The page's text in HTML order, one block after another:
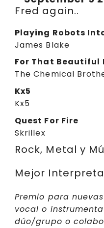
Fred again..
Playing Robots
James Blake
For That Beautiful
The Chemical
Kx5
Kx5
Quest For Fire
Skrillex
Rock, Metal y
Mejor
Premio para
vocal o
dúo/grupo o